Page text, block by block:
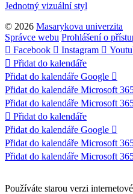
Jednotný vizuální styl
© 2026 Masarykova univerzita
Správce webu Prohlášení o
Facebook
Instagram
Přidat do kalendáře
Přidat do kalendáře Google
Přidat do kalendáře Microsoft
Přidat do kalendáře Microsoft
Přidat do kalendáře
Přidat do kalendáře Google
Přidat do kalendáře Microsoft
Přidat do kalendáře Microsoft
Používáte starou verzi